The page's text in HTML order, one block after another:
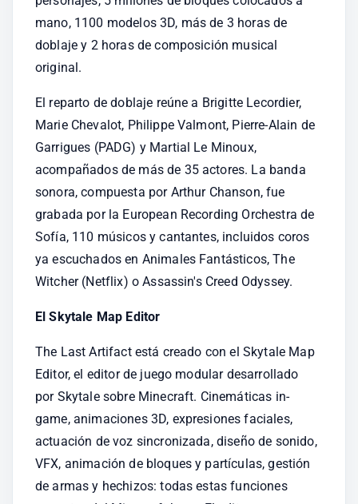
mano, 1100 modelos 3D, más de 3 horas de
doblaje y 2 horas de composición musical
original.
El reparto de doblaje reúne a Brigitte Lecordier,
Marie Chevalot, Philippe Valmont, Pierre-Alain de
Garrigues (PADG) y Martial Le Minoux,
acompañados de más de 35 actores. La banda
sonora, compuesta por Arthur Chanson, fue
grabada por la European Recording Orchestra de
Sofía, 110 músicos y cantantes, incluidos coros
ya escuchados en Animales Fantásticos, The
Witcher (Netflix) o Assassin's Creed Odyssey.
El Skytale Map Editor
The Last Artifact está creado con el Skytale Map
Editor, el editor de juego modular desarrollado
por Skytale sobre Minecraft. Cinemáticas in-
game, animaciones 3D, expresiones faciales,
actuación de voz sincronizada, diseño de sonido,
VFX, animación de bloques y partículas, gestión
de armas y hechizos: todas estas funciones